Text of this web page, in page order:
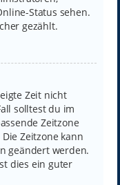
Status sehen.
gezählt.
Zeit nicht
solltest du im
Zeitzone
Zeitzone kann
geändert werden.
dies ein guter